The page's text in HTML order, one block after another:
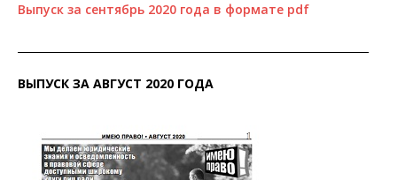
Выпуск за сентябрь 2020 года в формате pdf
ВЫПУСК ЗА АВГУСТ 2020 ГОДА